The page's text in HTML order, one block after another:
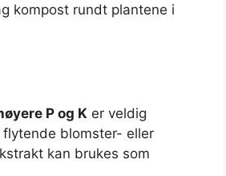
kompost rundt plantene i
P og K er veldig
flytende blomster- eller
kan brukes som